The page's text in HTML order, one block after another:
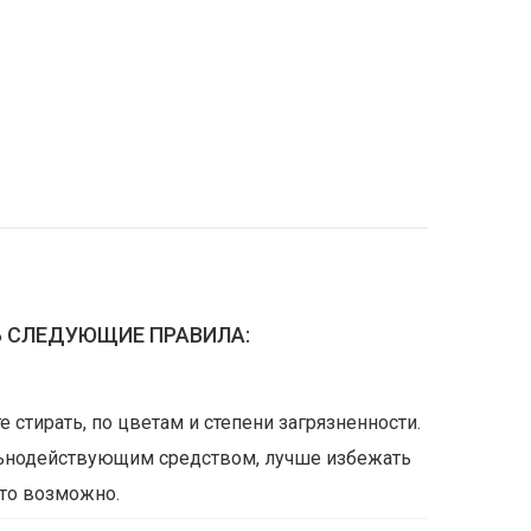
ПРАВИЛА:
по цветам и степени загрязненности.
средством, лучше избежать
возможно.